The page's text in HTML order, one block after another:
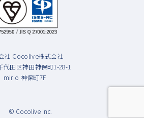
社 Cocolive株式会社
代田区神田神保町1-28-1
mirio 神保町7F
© Cocolive Inc.